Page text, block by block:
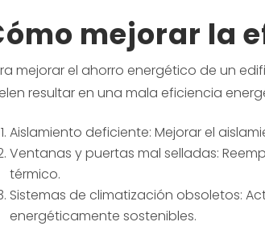
mejorar la
mejorar el ahorro energético de un
resultar en una mala eficiencia
Aislamiento deficiente: Mejorar el
Ventanas y puertas mal selladas:
térmico.
Sistemas de climatización obsoletos:
energéticamente sostenibles.